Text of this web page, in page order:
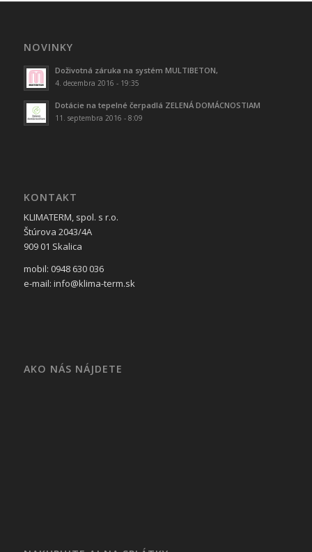
NOVINKY
Doživotná záruka na systém MULTIBETON,
4. decembra 2016 - 19:35
Dotácie na tepelné čerpadlá ZELENÁ DOMÁCNOSTIAM
11. septembra 2016 - 8:09
KONTAKT
KLIMATERM, spol. s r.o.
Štúrova 2043/4A
909 01 Skalica
mobil: 0948 630 036
e-mail: info@klima-term.sk
AKO NÁS NÁJDETE